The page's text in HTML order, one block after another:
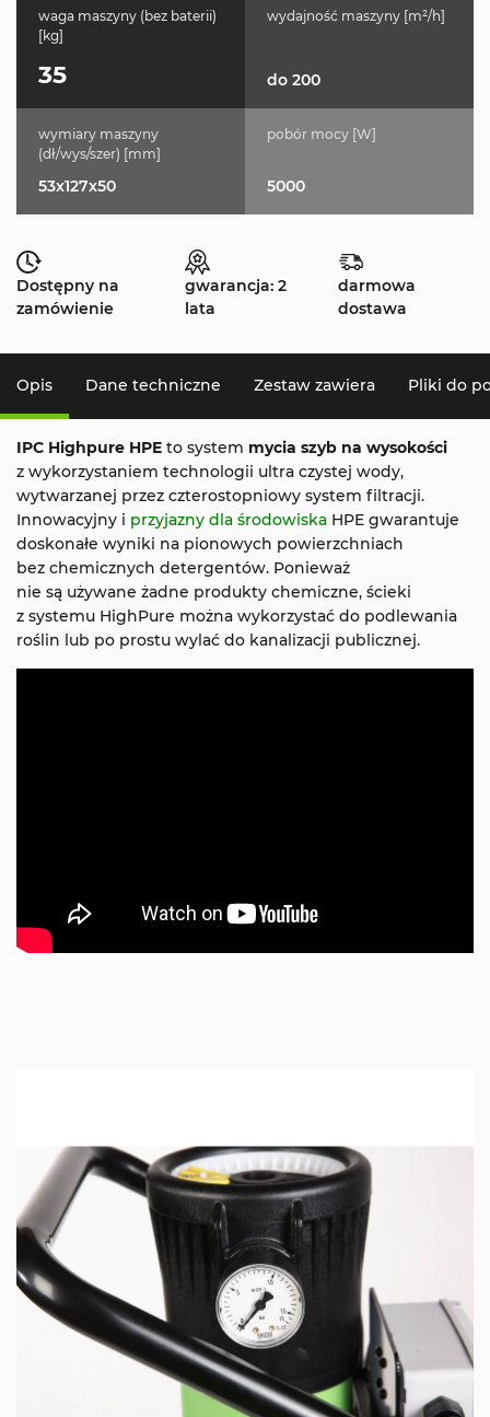
waga maszyny (bez baterii)
[kg]
35
wydajność maszyny [m²/h]
do 200
wymiary maszyny
(dł/wys/szer) [mm]
53x127x50
pobór mocy [W]
5000
Dostępny na
zamówienie
gwarancja: 2
lata
darmowa
dostawa
Opis Dane techniczne Zestaw zawiera Pliki do
IPC Highpure HPE to system mycia szyb na wysokości
z wykorzystaniem technologii ultra czystej wody,
wytwarzanej przez czterostopniowy system filtracji.
Innowacyjny i przyjazny dla środowiska HPE gwarantuje
doskonałe wyniki na pionowych powierzchniach
bez chemicznych detergentów. Ponieważ
nie są używane żadne produkty chemiczne, ścieki
z systemu HighPure można wykorzystać do podlewania
roślin lub po prostu wylać do kanalizacji publicznej.